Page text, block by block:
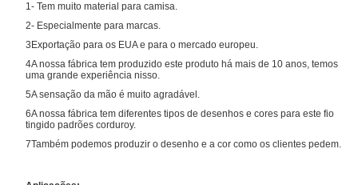
1- Tem muito material para camisa.
2- Especialmente para marcas.
3Exportação para os EUA e para o mercado europeu.
4A nossa fábrica tem produzido este produto há mais de 10 anos, temos
uma grande experiência nisso.
5A sensação da mão é muito agradável.
6A nossa fábrica tem diferentes tipos de desenhos e cores para este fio
tingido padrões corduroy.
7Também podemos produzir o desenho e a cor como os clientes pedem.